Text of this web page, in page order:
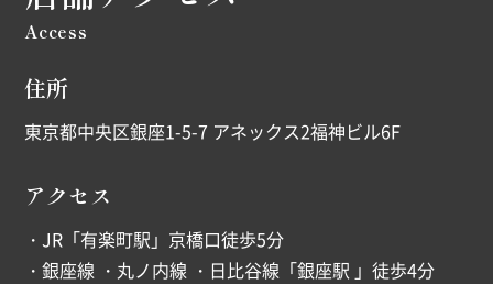
Access
住所
東京都中央区銀座1-5-7 アネックス2福神ビル6F
アクセス
・JR「有楽町駅」京橋口徒歩5分
・銀座線 ・丸ノ内線 ・日比谷線「銀座駅 」徒歩4分